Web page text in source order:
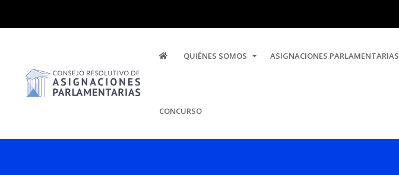
QUIÉNES SOMOS ASIGNACIONES PARLAMENTARIAS
CONCURSO